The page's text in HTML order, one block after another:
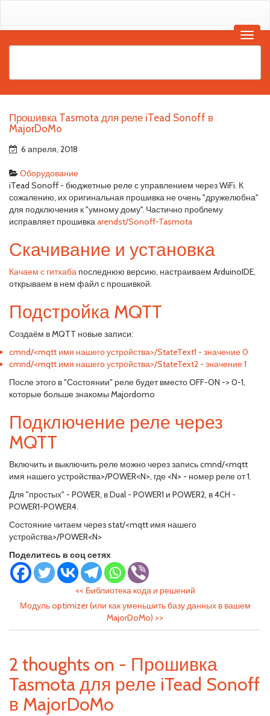
Прошивка Tasmota для реле iTead Sonoff в
MajorDoMo
6 апреля, 2018
Оборудование
iTead Sonoff - бюджетные реле с управлением через WiFi. К
сожалению, их оригинальная прошивка не очень "дружелюбна"
для подключения к "умному дому". Частично проблему
исправляет прошивкаarendst/Sonoff-Tasmota
Скачивание и установка
Качаем с гитхаба последнюю версию, настраиваем ArduinoIDE,
открываем в нем файл с прошивкой.
Подстройка MQTT
Создаём в MQTT новые записи:
cmnd/<mqtt имя нашего устройства>/StateText1 - значение 0
cmnd/<mqtt имя нашего устройства>/StateText2 - значение 1
После этого в "Состоянии" реле будет вместо OFF-ON -> 0-1,
которые больше знакомы Majordomo
Подключение реле через
MQTT
Включить и выключить реле можно через запись cmnd/<mqtt
имя нашего устройства>/POWER<N>, где <N> - номер реле от 1.
Для "простых" - POWER, в Dual - POWER1 и POWER2, в 4CH -
POWER1-POWER4.
Состояние читаем через stat/<mqtt имя нашего
устройства>/POWER<N>
Поделитесь в соц сетях
<< Библиотека кода и решений
Модуль optimizer (или как уменьшить базу данных в вашем
MajorDoMo) >>
2 thoughts on - Прошивка
Tasmota для реле iTead Sonoff
в MajorDoMo